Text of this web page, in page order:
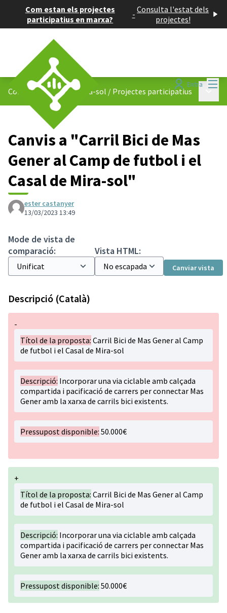
Com estan els projectes
participatius en marxa?
- Consulta l'estat dels
projectes!
Entra
Consell de Barris de Mira-sol / Projectes participatius
Canvis a "Carril Bici de Mas
Gener al Camp de futbol i el
Casal de Mira-sol"
ester castanyer
13/03/2023 13:49
Mode de vista de
comparació:
Vista HTML:
Canviar vista
Descripció (Català)
-
Títol de la proposta: Carril Bici de Mas Gener al Camp
de futbol i el Casal de Mira-sol
Descripció: Incorporar una via ciclable amb calçada
compartida i pacificació de carrers per connectar Mas
Gener amb la xarxa de carrils bici existents.
Pressupost disponible: 50.000€
+
Títol de la proposta: Carril Bici de Mas Gener al Camp
de futbol i el Casal de Mira-sol
Descripció: Incorporar una via ciclable amb calçada
compartida i pacificació de carrers per connectar Mas
Gener amb la xarxa de carrils bici existents.
Pressupost disponible: 50.000€